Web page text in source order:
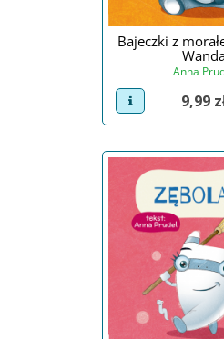
Bajeczki z
Anna
view product
Cena
9,99